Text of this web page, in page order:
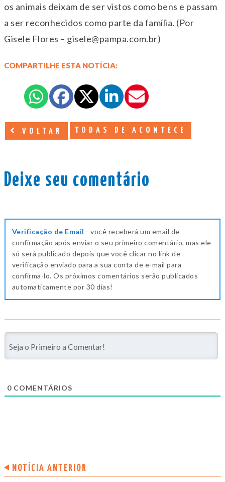
os animais deixam de ser vistos como bens e passam
a ser reconhecidos como parte da família. (Por
Gisele Flores – gisele@pampa.com.br)
COMPARTILHE ESTA NOTÍCIA:
VOLTAR TODAS DE ACONTECE
Deixe seu comentário
Verificação de Email - você receberá um email de
confirmação após enviar o seu primeiro comentário, mas ele
só será publicado depois que você clicar no link de
verificação enviado para a sua conta de e-mail para
confirma-lo. Os próximos comentários serão publicados
automaticamente por 30 dias!
0 COMENTÁRIOS
NOTÍCIA ANTERIOR